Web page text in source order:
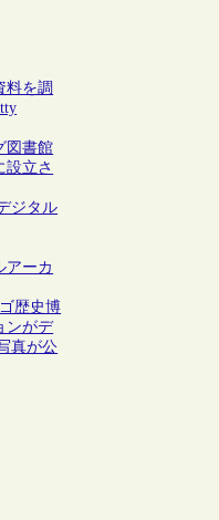
料を調
図書館
設立さ
ジタル
アーカ
歴史博
ンがデ
真が公